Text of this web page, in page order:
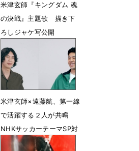
米津玄師『キングダム 魂
の決戦』主題歌 描き下
ろしジャケ写公開
7月13日 00時03分
米津玄師×遠藤航、第一線
で活躍する２人が共鳴
NHKサッカーテーマSP対
談の放送が決定